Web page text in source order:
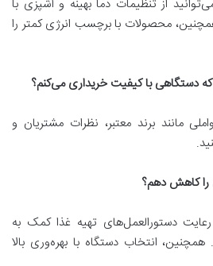
از تنظیمات دما بهینه و آشپزی با
محصولات با برچسب انرژی کمتر را
دستگاهی با کیفیت خریداری می‌کنم؟
مانند برند معتبر، نظرات مشتریان و
را کاهش دهم؟
رعایت دستورالعمل‌های تهیه غذا کمک به
انتخاب دستگاه با بهره‌وری بالا